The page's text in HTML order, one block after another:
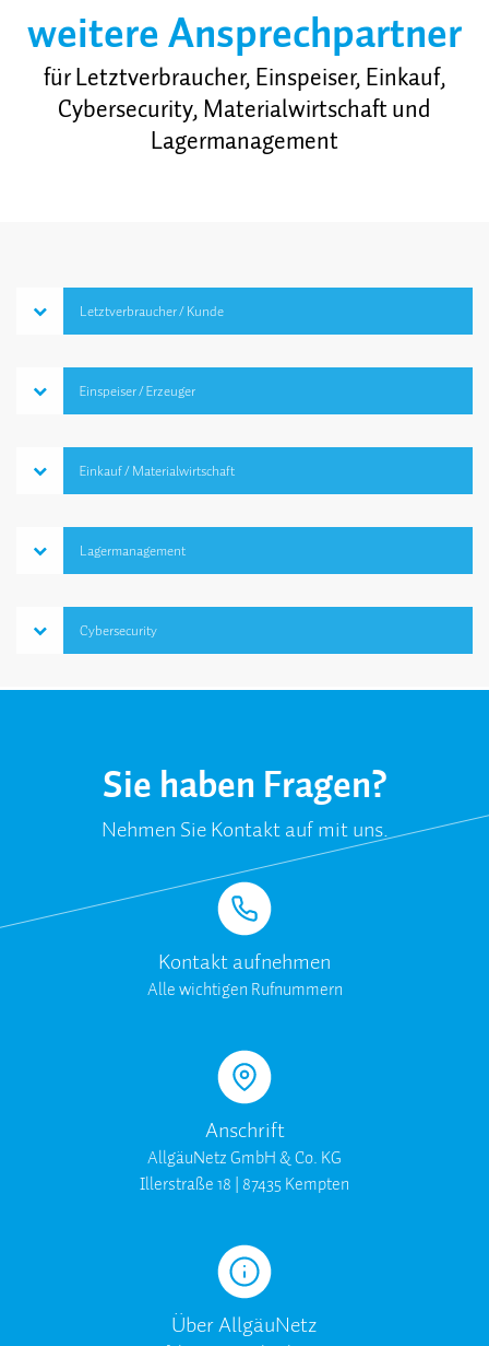
weitere Ansprech­partner
für Letztverbraucher, Einspeiser, Einkauf,
Cybersecurity, Material­wirtschaft und
Lagermanagement
Letzt­verbraucher / Kunde
Einspeiser / Erzeuger
Einkauf / Material­wirtschaft
Lager­management
Cybersecurity
Sie haben Fragen?
Nehmen Sie Kontakt auf mit uns.
Kontakt aufnehmen
Alle wichtigen Rufnummern
Anschrift
AllgäuNetz GmbH & Co. KG
Illerstraße 18 | 87435 Kempten
Über AllgäuNetz